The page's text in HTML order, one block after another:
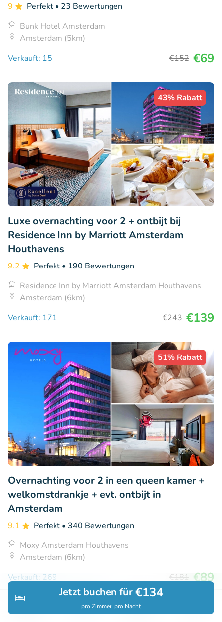
Suchen Buchungen
Jetzt buchen für€134
pro Zimmer, pro Nacht
9 Perfekt • 23 Bewertungen
Bunk Hotel Amsterdam
Amsterdam (5km)
Verkauft: 15
€152 €69
43% Rabatt
Luxe overnachting voor 2 + ontbijt bij
Residence Inn by Marriott Amsterdam
Houthavens
9.2 Perfekt • 190 Bewertungen
Residence Inn by Marriott Amsterdam Houthavens
Amsterdam (6km)
Verkauft: 171
€243 €139
51% Rabatt
Overnachting voor 2 in een queen kamer +
welkomstdrankje + evt. ontbijt in
Amsterdam
9.1 Perfekt • 340 Bewertungen
Moxy Amsterdam Houthavens
Amsterdam (6km)
Verkauft: 269
€181 €89
41% Rabatt